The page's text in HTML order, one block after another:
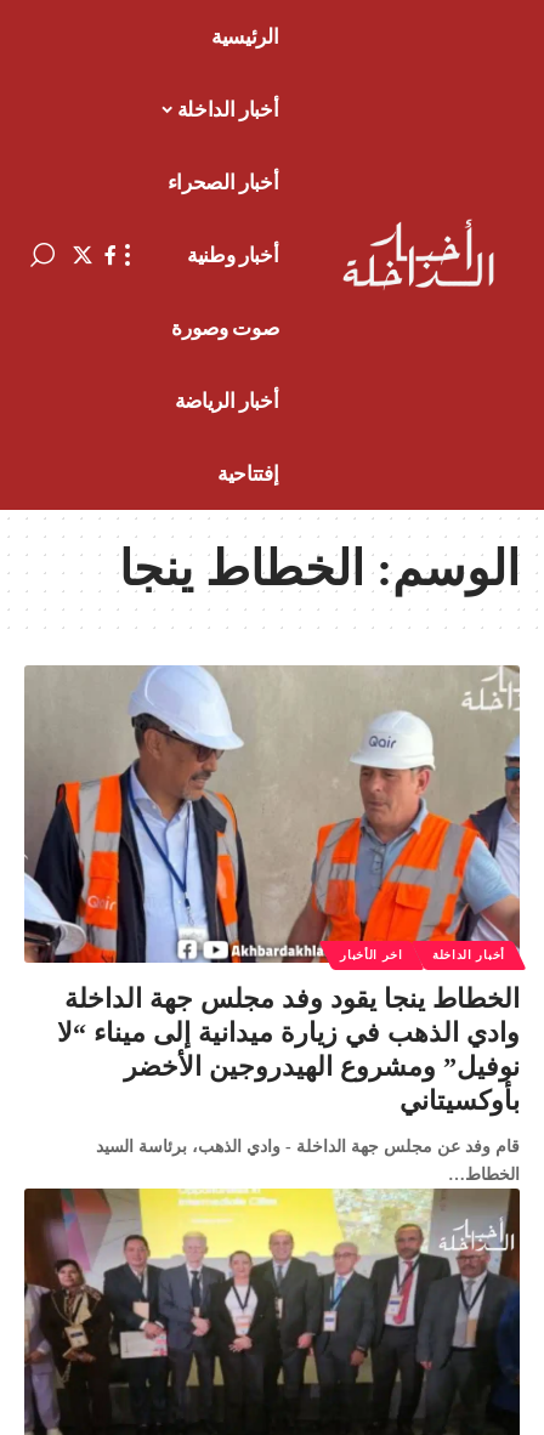
الرئيسية
أخبار الداخلة
أخبار الصحراء
أخبار وطنية
صوت وصورة
أخبار الرياضة
إفتتاحية
الوسم: الخطاط ينجا
أخبار الداخلة اخر الأخبار
الخطاط ينجا يقود وفد مجلس جهة الداخلة
وادي الذهب في زيارة ميدانية إلى ميناء “لا
نوفيل” ومشروع الهيدروجين الأخضر
بأوكسيتاني
قام وفد عن مجلس جهة الداخلة - وادي الذهب، برئاسة السيد
الخطاط…